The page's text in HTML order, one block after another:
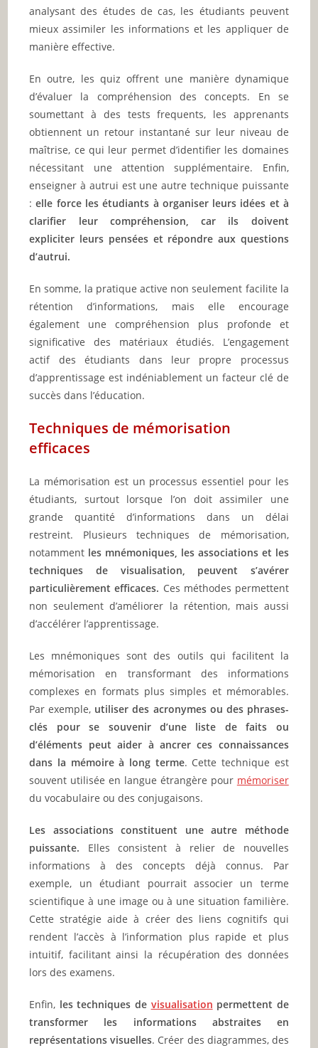
analysant des études de cas, les étudiants peuvent
mieux assimiler les informations et les appliquer de
manière effective.
En outre, les quiz offrent une manière dynamique
d’évaluer la compréhension des concepts. En se
soumettant à des tests frequents, les apprenants
obtiennent un retour instantané sur leur niveau de
maîtrise, ce qui leur permet d’identifier les domaines
nécessitant une attention supplémentaire. Enfin,
enseigner à autrui est une autre technique puissante
: elle force les étudiants à organiser leurs idées et à
clarifier leur compréhension, car ils doivent
expliciter leurs pensées et répondre aux questions
d’autrui.
En somme, la pratique active non seulement facilite la
rétention d’informations, mais elle encourage
également une compréhension plus profonde et
significative des matériaux étudiés. L’engagement
actif des étudiants dans leur propre processus
d’apprentissage est indéniablement un facteur clé de
succès dans l’éducation.
Techniques de mémorisation
efficaces
La mémorisation est un processus essentiel pour les
étudiants, surtout lorsque l’on doit assimiler une
grande quantité d’informations dans un délai
restreint. Plusieurs techniques de mémorisation,
notamment les mnémoniques, les associations et les
techniques de visualisation, peuvent s’avérer
particulièrement efficaces. Ces méthodes permettent
non seulement d’améliorer la rétention, mais aussi
d’accélérer l’apprentissage.
Les mnémoniques sont des outils qui facilitent la
mémorisation en transformant des informations
complexes en formats plus simples et mémorables.
Par exemple, utiliser des acronymes ou des phrases-
clés pour se souvenir d’une liste de faits ou
d’éléments peut aider à ancrer ces connaissances
dans la mémoire à long terme. Cette technique est
souvent utilisée en langue étrangère pour mémoriser
du vocabulaire ou des conjugaisons.
Les associations constituent une autre méthode
puissante. Elles consistent à relier de nouvelles
informations à des concepts déjà connus. Par
exemple, un étudiant pourrait associer un terme
scientifique à une image ou à une situation familière.
Cette stratégie aide à créer des liens cognitifs qui
rendent l’accès à l’information plus rapide et plus
intuitif, facilitant ainsi la récupération des données
lors des examens.
Enfin, les techniques de visualisation permettent de
transformer les informations abstraites en
représentations visuelles. Créer des diagrammes, des